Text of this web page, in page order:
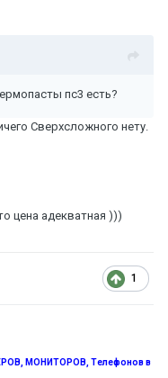
пс3 есть?
Сверхсложного нету.
цена адекватная )))
1
МОНИТОРОВ, Телефонов в